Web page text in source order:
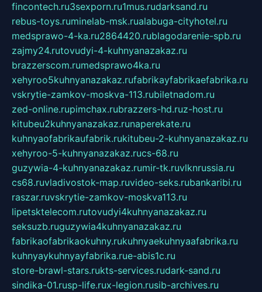
fincontech.ru3sexporn.ru1mus.rudarksand.ru
rebus-toys.ruminelab-msk.rualabuga-cityhotel.ru
medsprawo-4-ka.ru2864420.rublagodarenie-spb.ru
zajmy24.rutovudyi-4-kuhnyanazakaz.ru
brazzerscom.rumedsprawo4ka.ru
xehyroo5kuhnyanazakaz.rufabrikayfabrikaefabrika.ru
vskrytie-zamkov-moskva-113.rubiletnadom.ru
zed-online.rupimchax.rubrazzers-hd.ruz-host.ru
kitubeu2kuhnyanazakaz.runaperekate.ru
kuhnyaofabrikaufabrik.rukitubeu-2-kuhnyanazakaz.ru
xehyroo-5-kuhnyanazakaz.rucs-68.ru
guzywia-4-kuhnyanazakaz.rumir-tk.ruvlknrussia.ru
cs68.ruvladivostok-map.ruvideo-seks.rubankaribi.ru
raszar.ruvskrytie-zamkov-moskva113.ru
lipetsktelecom.rutovudyi4kuhnyanazakaz.ru
seksuzb.ruguzywia4kuhnyanazakaz.ru
fabrikaofabrikaokuhny.rukuhnyaekuhnyaafabrika.ru
kuhnyaykuhnyayfabrika.rue-abis1c.ru
store-brawl-stars.rukts-services.rudark-sand.ru
sindika-01.rusp-life.rux-legion.rusib-archives.ru